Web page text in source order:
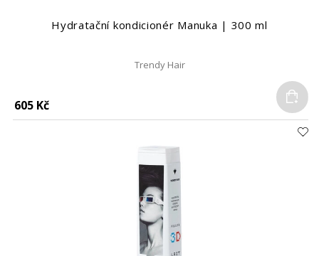
Hydratační kondicionér Manuka | 300 ml
Trendy Hair
605 Kč